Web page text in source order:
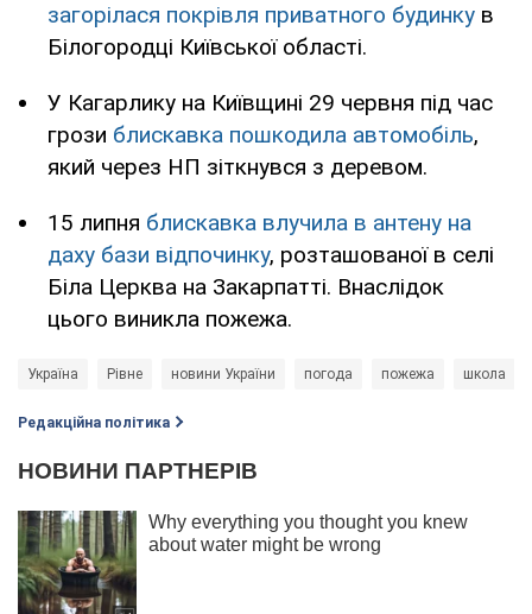
загорілася покрівля приватного будинку в
Білогородці Київської області.
У Кагарлику на Київщині 29 червня під час
грози блискавка пошкодила автомобіль,
який через НП зіткнувся з деревом.
15 липня блискавка влучила в антену на
даху бази відпочинку, розташованої в селі
Біла Церква на Закарпатті. Внаслідок
цього виникла пожежа.
Україна Рівне новини України погода пожежа школа
Редакційна політика